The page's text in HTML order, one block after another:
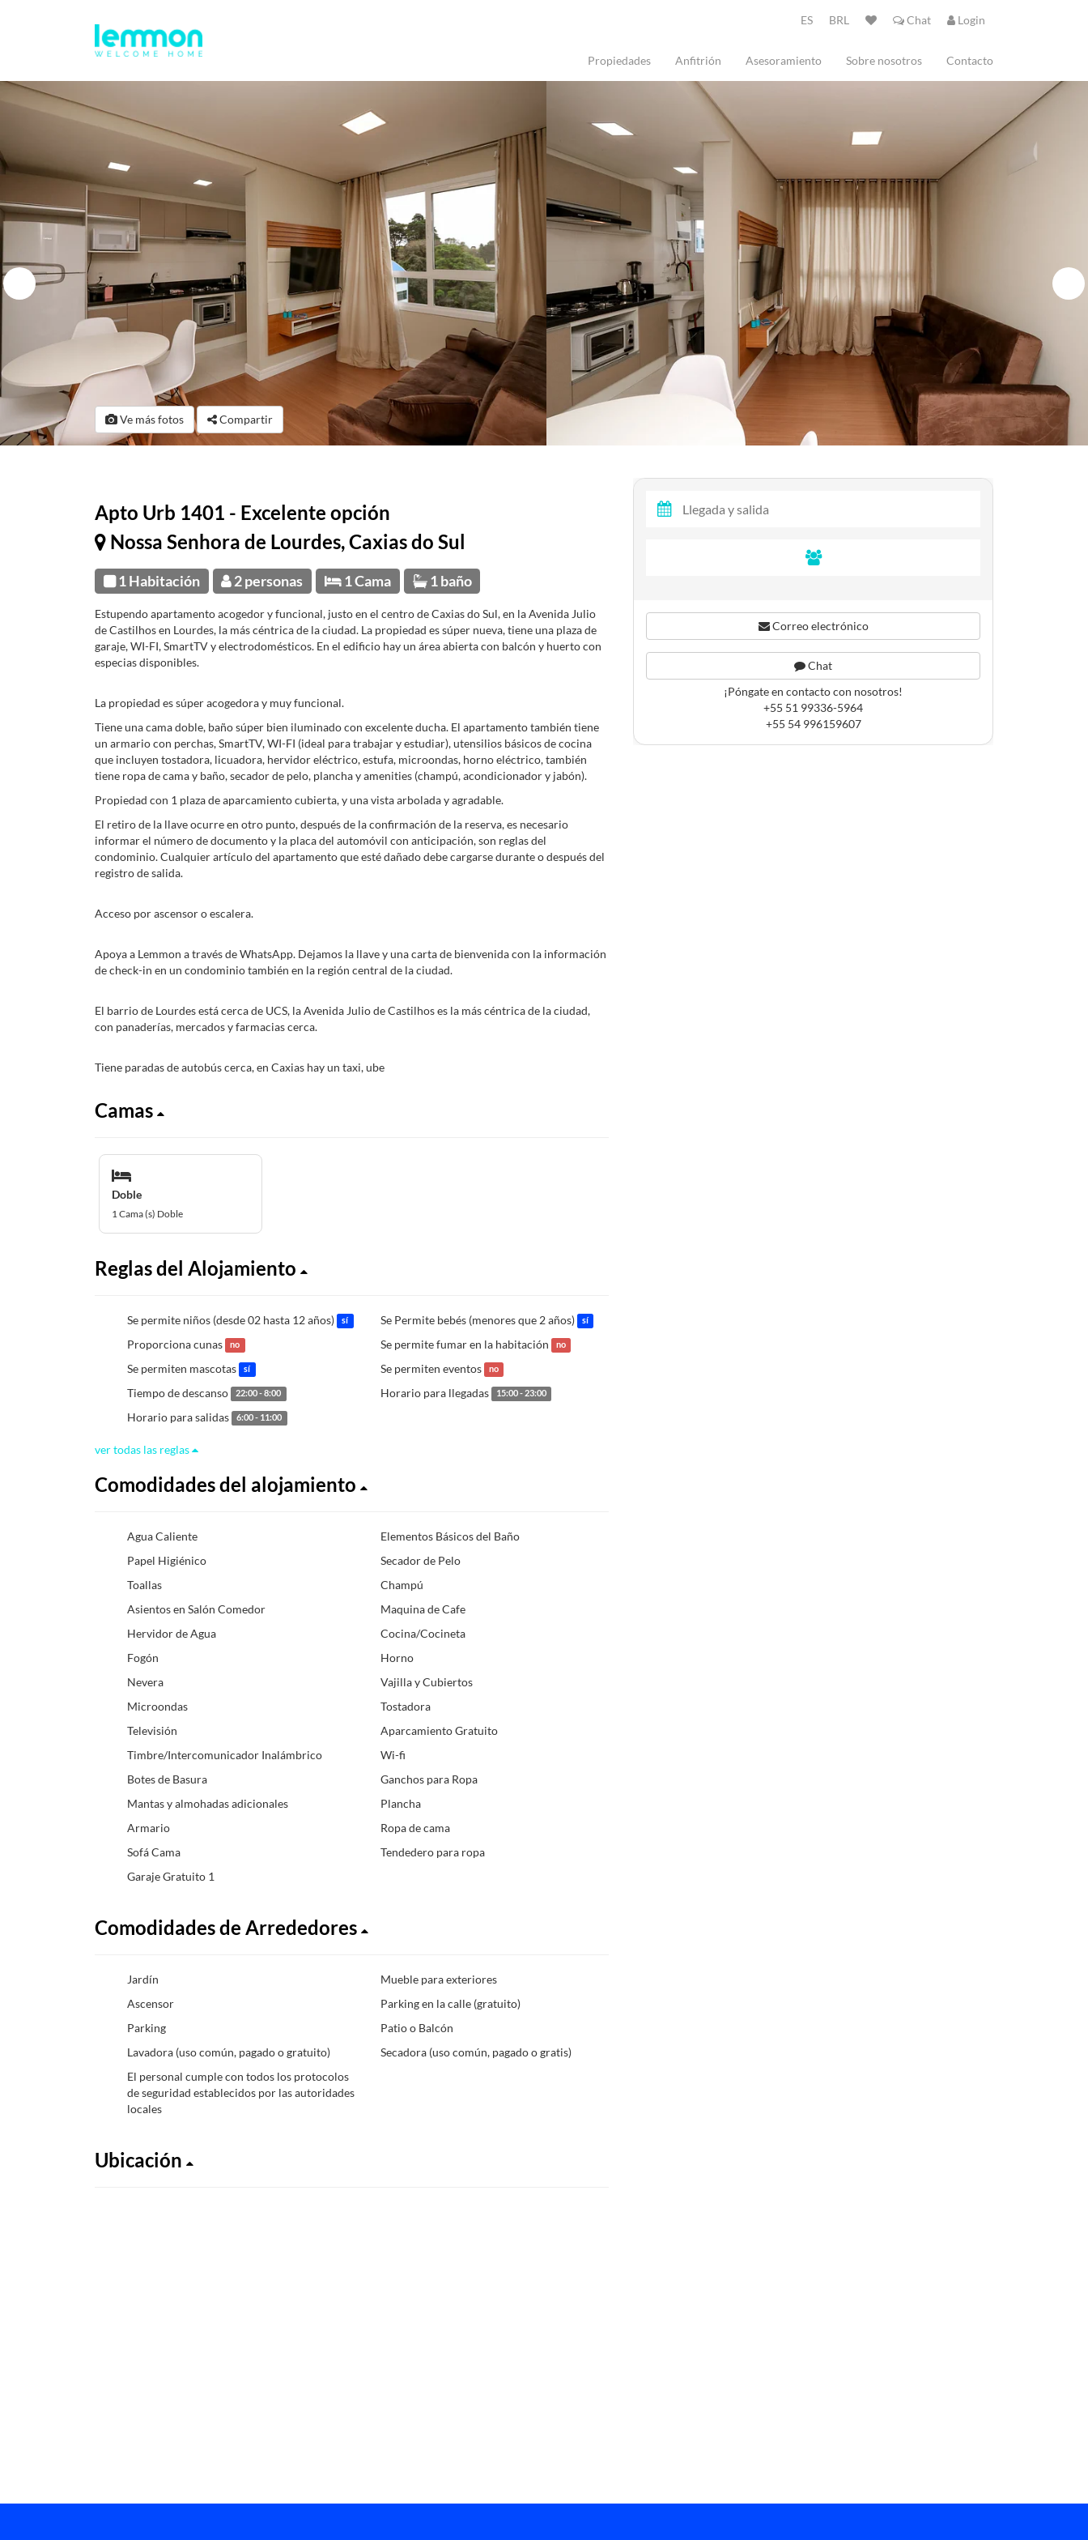
ES BRL Chat Login
Propiedades Anfitrión Asesoramiento Sobre nosotros Contacto
Ve más fotos Compartir
Apto Urb 1401 - Excelente opción
Nossa Senhora de Lourdes, Caxias do Sul
1 Habitación 2 personas 1 Cama 1 baño
Estupendo apartamento acogedor y funcional, justo en el centro de Caxias do Sul, en la Avenida Julio
de Castilhos en Lourdes, la más céntrica de la ciudad. La propiedad es súper nueva, tiene una plaza de
garaje, WI-FI, SmartTV y electrodomésticos. En el edificio hay un área abierta con balcón y huerto con
especias disponibles.
La propiedad es súper acogedora y muy funcional.
Tiene una cama doble, baño súper bien iluminado con excelente ducha. El apartamento también tiene
un armario con perchas, SmartTV, WI-FI (ideal para trabajar y estudiar), utensilios básicos de cocina
que incluyen tostadora, licuadora, hervidor eléctrico, estufa, microondas, horno eléctrico, también
tiene ropa de cama y baño, secador de pelo, plancha y amenities (champú, acondicionador y jabón).
Propiedad con 1 plaza de aparcamiento cubierta, y una vista arbolada y agradable.
El retiro de la llave ocurre en otro punto, después de la confirmación de la reserva, es necesario
informar el número de documento y la placa del automóvil con anticipación, son reglas del
condominio. Cualquier artículo del apartamento que esté dañado debe cargarse durante o después del
registro de salida.
Acceso por ascensor o escalera.
Apoya a Lemmon a través de WhatsApp. Dejamos la llave y una carta de bienvenida con la información
de check-in en un condominio también en la región central de la ciudad.
El barrio de Lourdes está cerca de UCS, la Avenida Julio de Castilhos es la más céntrica de la ciudad,
con panaderías, mercados y farmacias cerca.
Tiene paradas de autobús cerca, en Caxias hay un taxi, ube
Camas
Doble
1 Cama (s) Doble
Reglas del Alojamiento
Se permite niños (desde 02 hasta 12 años) sí Se Permite bebés (menores que 2 años) sí
Proporciona cunas no Se permite fumar en la habitación no
Se permiten mascotas sí Se permiten eventos no
Tiempo de descanso 22:00 - 8:00 Horario para llegadas 15:00 - 23:00
Horario para salidas 6:00 - 11:00
ver todas las reglas
Comodidades del alojamiento
Agua Caliente
Elementos Básicos del Baño
Papel Higiénico
Secador de Pelo
Toallas
Champú
Asientos en Salón Comedor
Maquina de Cafe
Hervidor de Agua
Cocina/Cocineta
Fogón
Horno
Nevera
Vajilla y Cubiertos
Microondas
Tostadora
Televisión
Aparcamiento Gratuito
Timbre/Intercomunicador Inalámbrico
Wi-fi
Botes de Basura
Ganchos para Ropa
Mantas y almohadas adicionales
Plancha
Armario
Ropa de cama
Sofá Cama
Tendedero para ropa
Garaje Gratuito 1
Comodidades de Arrededores
Jardín
Mueble para exteriores
Ascensor
Parking en la calle (gratuito)
Parking
Patio o Balcón
Lavadora (uso común, pagado o gratuito)
Secadora (uso común, pagado o gratis)
El personal cumple con todos los protocolos
de seguridad establecidos por las autoridades
locales
Ubicación
Correo electrónico
Chat
¡Póngate en contacto con nosotros!
+55 51 99336-5964
+55 54 996159607